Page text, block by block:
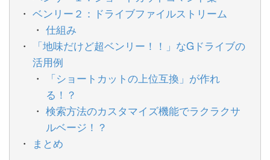
ベンリー２：ドライブファイルストリーム
仕組み
「地味だけど超ベンリー！！」なGドライブの
活用例
「ショートカットの上位互換」が作れ
る！？
検索方法のカスタマイズ機能でラクラクサ
ルベージ！？
まとめ